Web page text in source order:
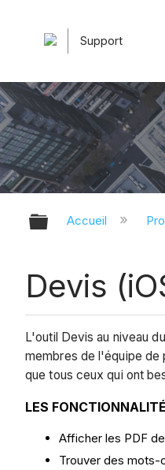
Support
Accueil
Devis
L'outil Devis au niveau
membres de l'équipe de
que tous ceux qui ont
LES
Afficher les PDF
Trouver des mots-